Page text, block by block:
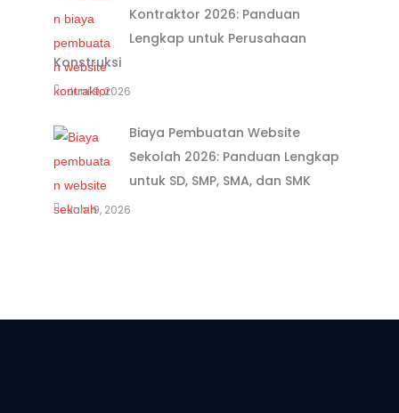
Kontraktor 2026: Panduan
Lengkap untuk Perusahaan
Konstruksi
Juni 9, 2026
Biaya Pembuatan Website
Sekolah 2026: Panduan Lengkap
untuk SD, SMP, SMA, dan SMK
Juni 9, 2026